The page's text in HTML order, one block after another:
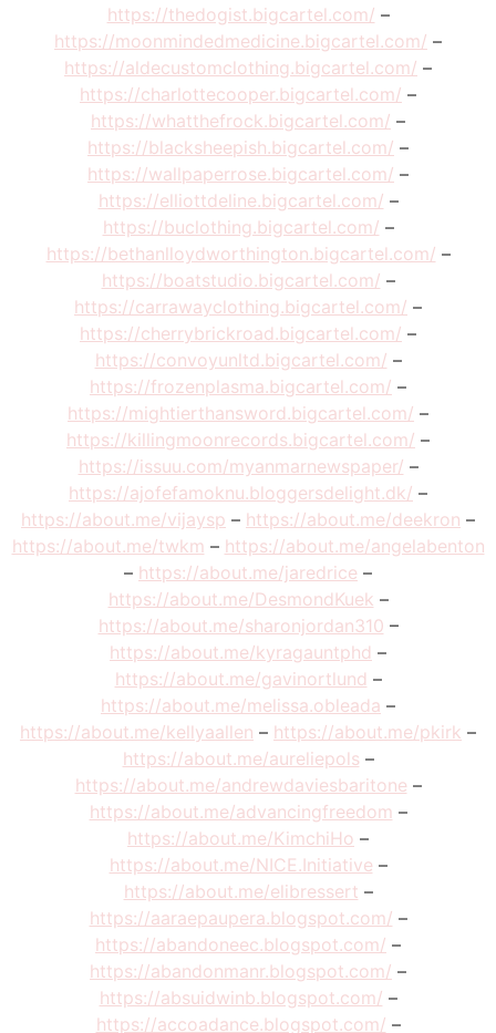
https://thedogist.bigcartel.com/ –
https://moonmindedmedicine.bigcartel.com/ –
https://aldecustomclothing.bigcartel.com/ –
https://charlottecooper.bigcartel.com/ –
https://whatthefrock.bigcartel.com/ –
https://blacksheepish.bigcartel.com/ –
https://wallpaperrose.bigcartel.com/ –
https://elliottdeline.bigcartel.com/ –
https://buclothing.bigcartel.com/ –
https://bethanlloydworthington.bigcartel.com/ –
https://boatstudio.bigcartel.com/ –
https://carrawayclothing.bigcartel.com/ –
https://cherrybrickroad.bigcartel.com/ –
https://convoyunltd.bigcartel.com/ –
https://frozenplasma.bigcartel.com/ –
https://mightierthansword.bigcartel.com/ –
https://killingmoonrecords.bigcartel.com/ –
https://issuu.com/myanmarnewspaper/ –
https://ajofefamoknu.bloggersdelight.dk/ –
https://about.me/vijaysp – https://about.me/deekron –
https://about.me/twkm – https://about.me/angelabenton
– https://about.me/jaredrice –
https://about.me/DesmondKuek –
https://about.me/sharonjordan310 –
https://about.me/kyragauntphd –
https://about.me/gavinortlund –
https://about.me/melissa.obleada –
https://about.me/kellyaallen – https://about.me/pkirk –
https://about.me/aureliepols –
https://about.me/andrewdaviesbaritone –
https://about.me/advancingfreedom –
https://about.me/KimchiHo –
https://about.me/NICE.Initiative –
https://about.me/elibressert –
https://aaraepaupera.blogspot.com/ –
https://abandoneec.blogspot.com/ –
https://abandonmanr.blogspot.com/ –
https://absuidwinb.blogspot.com/ –
https://accoadance.blogspot.com/ –